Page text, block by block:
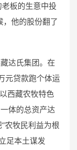
板的生意中投
，他的股份翻了
达氏集团。在
元贷款跑个体运
西藏农牧特色
体的总资产达
农牧民利益为根
足本土谋发